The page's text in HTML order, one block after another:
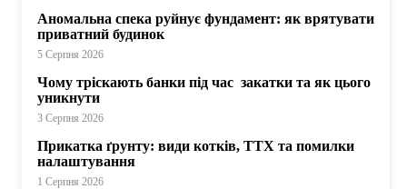
Аномальна спека руйнує фундамент: як врятувати
приватний будинок
5 Серпня 2026
Чому тріскають банки під час закатки та як цього
уникнути
3 Серпня 2026
Прикатка ґрунту: види котків, ТТХ та помилки
налаштування
1 Серпня 2026